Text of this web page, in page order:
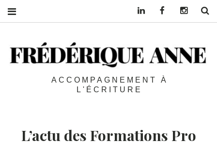
ACCOMPAGNEMENT À
L'ÉCRITURE
L’actu des Formations Pro
Linkedin Facebook